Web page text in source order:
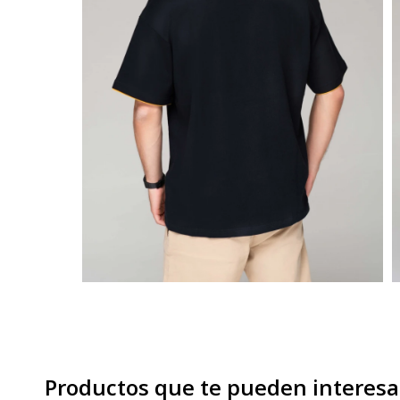
Productos que te pueden